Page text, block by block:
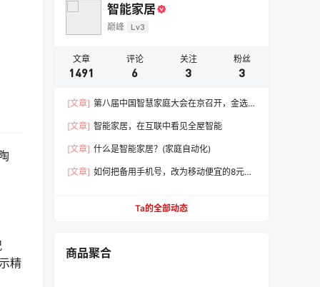
精
智能家居
巅峰 Lv3
文章
1491
评论
6
关注
3
粉丝
3
[文章] 第八届中国智慧家庭大会在京召开，金选
[文章] 智能家居，在互联中看见全屋智能
[文章] 什么是智能家居？(家庭自动化)
[文章] 如何把备用手机号，改为移动便宜的8元套
Ta的全部动态
商品聚合